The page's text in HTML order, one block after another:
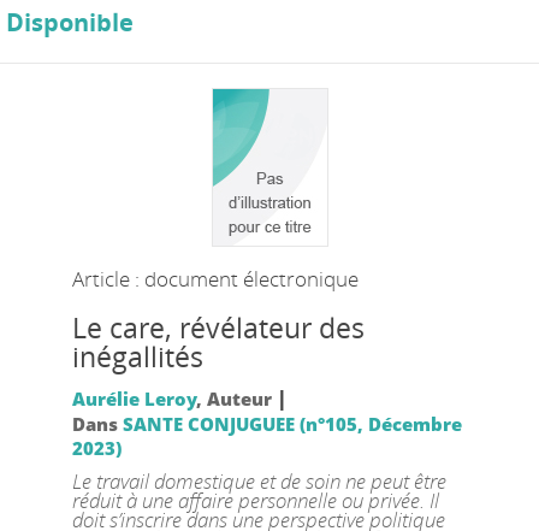
Disponible
Article : document électronique
Le care, révélateur des
inégallités
Aurélie Leroy, Auteur |
Dans SANTE CONJUGUEE (n°105, Décembre
2023)
Le travail domestique et de soin ne peut être
réduit à une affaire personnelle ou privée. Il
doit s’inscrire dans une perspective politique